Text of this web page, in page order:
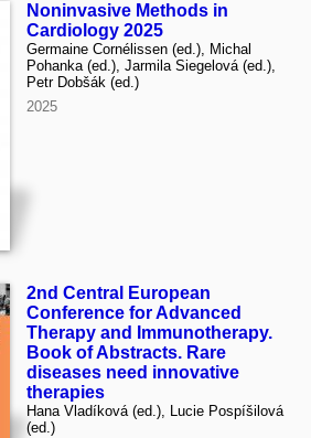
Noninvasive Methods in
Cardiology 2025
Germaine Cornélissen (ed.), Michal
Pohanka (ed.), Jarmila Siegelová (ed.),
Petr Dobšák (ed.)
2025
2nd Central European
Conference for Advanced
Therapy and Immunotherapy.
Book of Abstracts. Rare
diseases need innovative
therapies
Hana Vladíková (ed.), Lucie Pospíšilová
(ed.)